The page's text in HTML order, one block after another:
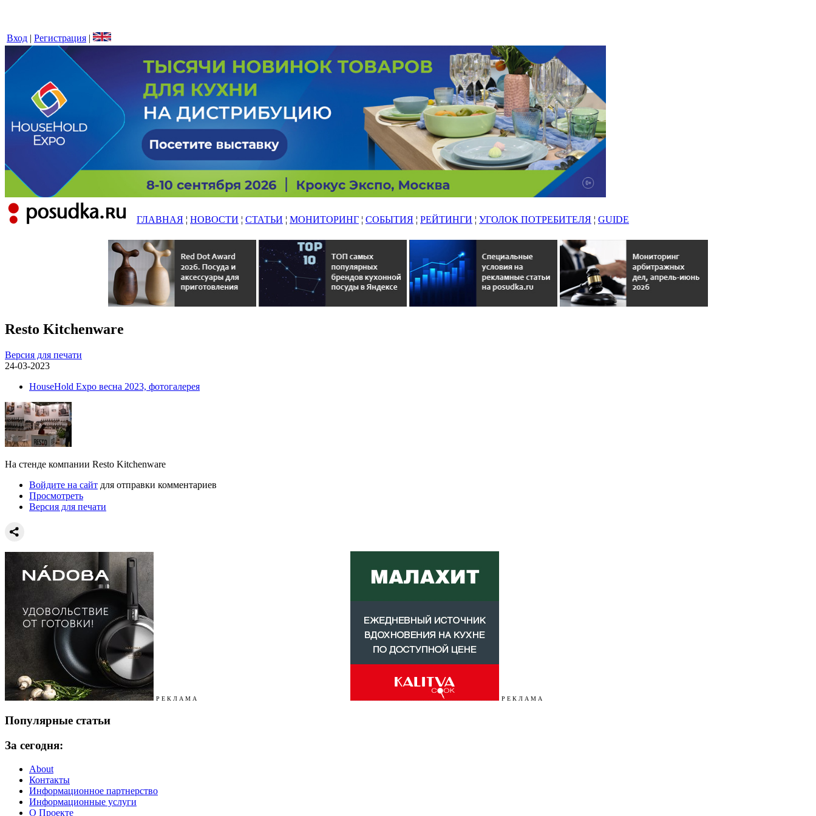
Вход | Регистрация |
ГЛАВНАЯ ¦ НОВОСТИ ¦ СТАТЬИ ¦ МОНИТОРИНГ ¦ СОБЫТИЯ ¦ РЕЙТИНГИ ¦ УГОЛОК ПОТРЕБИТЕЛЯ ¦ GUIDE
Resto Kitchenware
Версия для печати
24-03-2023
HouseHold Expo весна 2023, фотогалерея
На стенде компании Resto Kitchenware
Войдите на сайт для отправки комментариев
Просмотреть
Версия для печати
Р Е К Л А М А Р Е К Л А М А
Популярные статьи
За сегодня:
About
Контакты
Информационное партнерство
Информационные услуги
О Проекте